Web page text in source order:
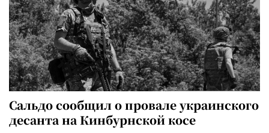
Сальдо сообщил о провале украинского
десанта на Кинбурнской косе